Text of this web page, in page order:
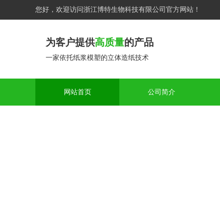
您好，欢迎访问浙江博特生物科技有限公司官方网站！
网站首页 公司简介